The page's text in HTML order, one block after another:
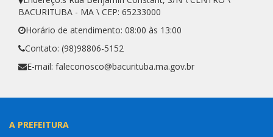
BACURITUBA - MA \ CEP: 65233000
Horário de atendimento: 08:00 às 13:00
Contato: (98)98806-5152
E-mail: faleconosco@bacurituba.ma.gov.br
A PREFEITURA